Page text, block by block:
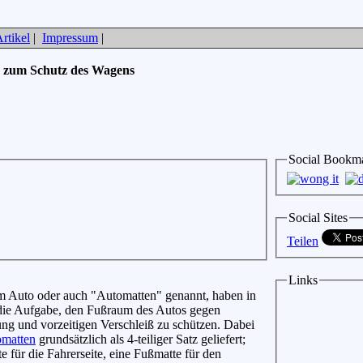
| Impressum |
Schutz des Wagens
Auto oder auch "Automatten" genannt, haben in
Aufgabe, den Fußraum des Autos gegen
und vorzeitigen Verschleiß zu schützen. Dabei
grundsätzlich als 4-teiliger Satz geliefert;
für die Fahrerseite, eine Fußmatte für den
Social
Social Sites
Teilen
Links